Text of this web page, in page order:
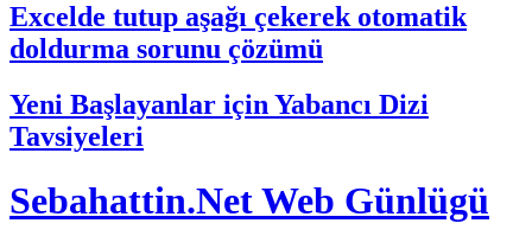
Excelde tutup aşağı çekerek otomatik
doldurma sorunu çözümü
Yeni Başlayanlar için Yabancı Dizi
Tavsiyeleri
Sebahattin.Net Web Günlügü